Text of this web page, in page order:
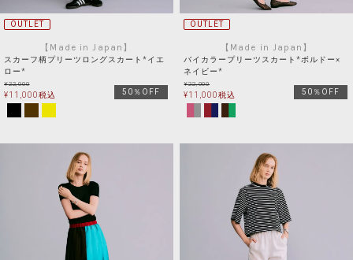
OUTLET
【Made in Japan】
スカーフ柄プリーツロングスカート*イエ
ロー*
¥22,000
¥11,000税込 50％OFF
OUTLET
【Made in Japan】
バイカラープリーツスカート*ボルドー×
ネイビー*
¥22,000
¥11,000税込 50％OFF